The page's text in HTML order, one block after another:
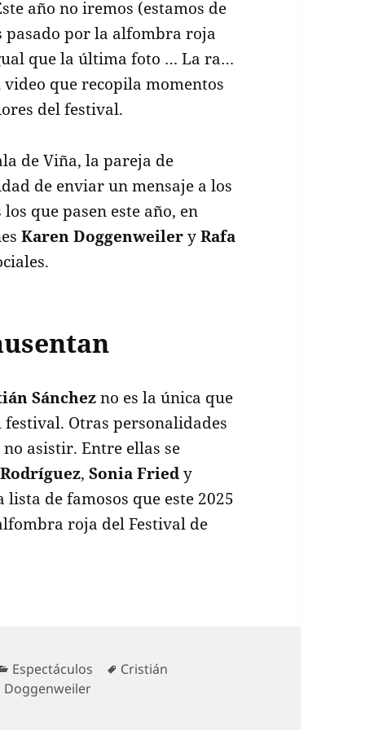
año no iremos (estamos de
pasado por la alfombra roja
que la última foto … La ra…
que recopila momentos
del festival.
de Viña, la pareja de
de enviar un mensaje a los
que pasen este año, en
Karen DoggenweileryRafa
Sánchezno es la única que
festival. Otras personalidades
asistir. Entre ellas se
,Sonia Friedy
lista de famosos que este 2025
roja del Festival de
Categorías
Espectáculos Etiquetas
Cristián
Doggenweiler